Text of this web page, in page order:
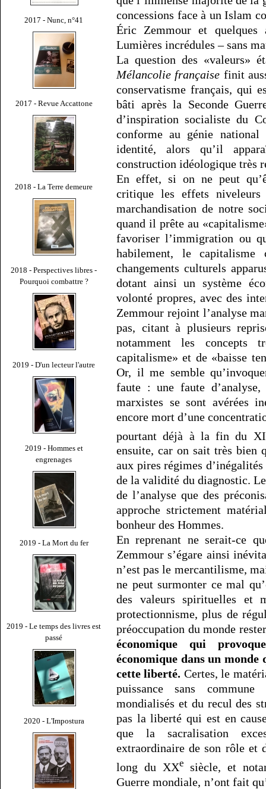
2017 - Nunc, n°41
2017 - Revue Accattone
2018 - La Terre demeure
2018 - Perspectives libres -
Pourquoi combattre ?
2019 - D'un lecteur l'autre
2019 - Hommes et
engrenages
2019 - La Mort du fer
2019 - Le temps des livres est
passé
2020 - L'Impostura
concessions face à un Islam
Éric Zemmour et quelques
Lumières incrédules – sans
La question des «valeurs»
Mélancolie française finit
conservatisme français, qui
bâti après la Seconde
d’inspiration socialiste du
conforme au génie
identité, alors qu’il
construction idéologique très
En effet, si on ne peut
critique les effets niveleurs
marchandisation de notre
quand il prête au
favoriser l’immigration ou
habilement, le capitalisme
changements culturels
dotant ainsi un système
volonté propres, avec des
Zemmour rejoint l’analyse
pas, citant à plusieurs
notamment les concepts
capitalisme» et de «baisse
Or, il me semble
faute : une faute
marxistes se sont avérées
encore mort d’une
pourtant déjà à la fin du
ensuite, car on sait très bien
aux pires régimes
de la validité du diagnostic.
de l’analyse que des
approche strictement
bonheur des Hommes.
En reprenant ne serait-ce
Zemmour s’égare ainsi
n’est pas le mercantilisme,
ne peut surmonter ce mal
des valeurs spirituelles et
protectionnisme, plus de
préoccupation du monde
économique qui
économique dans un monde
cette liberté. Certes, le
puissance sans
mondialisés et du recul des
pas la liberté qui est en
que la sacralisation
extraordinaire de son rôle et
long du XXe siècle, et
Guerre mondiale, n’ont fait